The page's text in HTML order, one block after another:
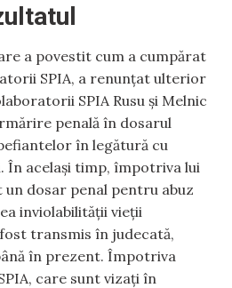
a povestit cum a cumpărat
SPIA, a renunțat ulterior
SPIA Rusu și Melnic
penală în dosarul
în legătură cu
În același timp, împotriva lui
dosar penal pentru abuz
inviolabilității vieții
transmis în judecată,
în prezent. Împotriva
care sunt vizați în